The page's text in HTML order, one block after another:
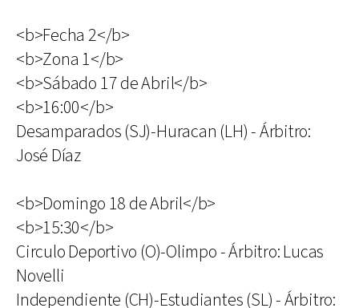
<b>Fecha 2</b>
<b>Zona 1</b>
<b>Sábado 17 de Abril</b>
<b>16:00</b>
Desamparados (SJ)-Huracan (LH) - Árbitro:
José Díaz
<b>Domingo 18 de Abril</b>
<b>15:30</b>
Circulo Deportivo (O)-Olimpo - Árbitro: Lucas
Novelli
Independiente (CH)-Estudiantes (SL) - Árbitro: